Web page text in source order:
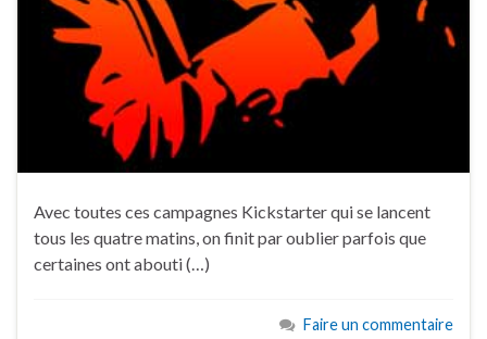
Avec toutes ces campagnes Kickstarter qui se lancent
tous les quatre matins, on finit par oublier parfois que
certaines ont abouti (…)
Faire un commentaire